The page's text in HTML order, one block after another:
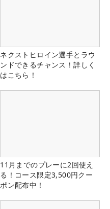
ネクストヒロイン選手とラウ
ンドできるチャンス！詳しく
はこちら！
11月までのプレーに2回使え
る！コース限定3,500円クー
ポン配布中！